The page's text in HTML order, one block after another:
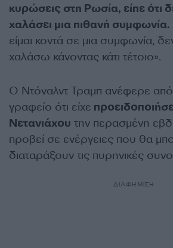
κυρώσεις στη Ρωσία, είπε ότι
χαλάσει μια πιθανή συμφωνία.
είμαι κοντά σε μια συμφωνία,
χαλάσω κάνοντας κάτι τέτοιο».
Ο Ντόναλντ Τραμπ ανέφερε
γραφείο ότι είχε
Νετανιάχου την περασμένη
προβεί σε ενέργειες που θα
διαταράξουν τις πυρηνικές
ΔΙΑΦΗΜΙΣΗ